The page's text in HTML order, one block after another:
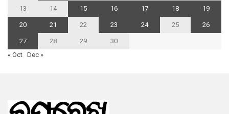
13 14 15 16 17 18 19
20 21 22 23 24 25 26
27 28 29
30
« Oct Dec »